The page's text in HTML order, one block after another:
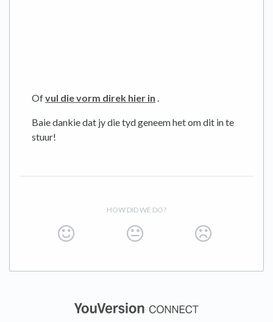
Ofvul die vorm direk hier in
Baie dankie dat jy die tyd geneem het om dit in te
stuur!
HOW DID WE DO?
(opens in a